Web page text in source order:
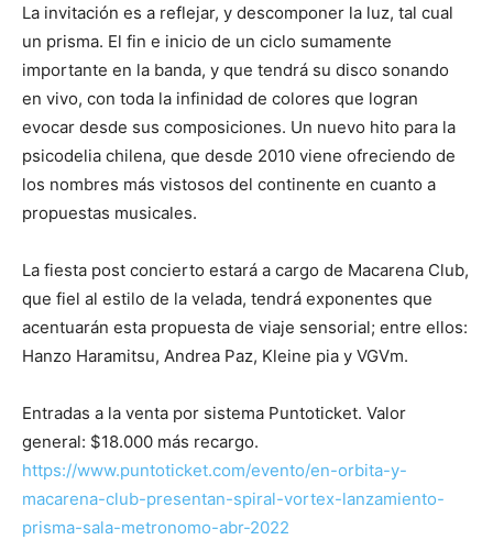
La invitación es a reflejar, y descomponer la luz, tal cual
un prisma. El fin e inicio de un ciclo sumamente
importante en la banda, y que tendrá su disco sonando
en vivo, con toda la infinidad de colores que logran
evocar desde sus composiciones. Un nuevo hito para la
psicodelia chilena, que desde 2010 viene ofreciendo de
los nombres más vistosos del continente en cuanto a
propuestas musicales.
La fiesta post concierto estará a cargo de Macarena Club,
que fiel al estilo de la velada, tendrá exponentes que
acentuarán esta propuesta de viaje sensorial; entre ellos:
Hanzo Haramitsu, Andrea Paz, Kleine pia y VGVm.
Entradas a la venta por sistema Puntoticket. Valor
general: $18.000 más recargo.
https://www.puntoticket.com/evento/en-orbita-y-
macarena-club-presentan-spiral-vortex-lanzamiento-
prisma-sala-metronomo-abr-2022